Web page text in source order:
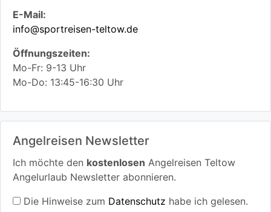
E-Mail:
info@sportreisen-teltow.de
Öffnungszeiten:
Mo-Fr: 9-13 Uhr
Mo-Do: 13:45-16:30 Uhr
Angelreisen Newsletter
Ich möchte den kostenlosen Angelreisen Teltow
Angelurlaub Newsletter abonnieren.
Die Hinweise zum Datenschutz habe ich gelesen.